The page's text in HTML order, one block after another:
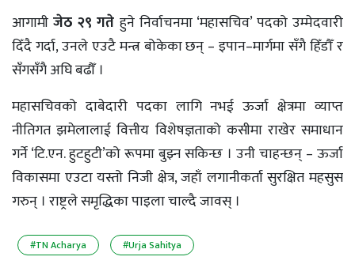
आगामीजेठ २९ गते हुने निर्वाचनमा ‘महासचिव’ पदको उम्मेदवारी
दिँदै गर्दा, उनले एउटै मन्त्र बोकेका छन् – इपान–मार्गमा सँगै हिँडौँ र
सँगसँगै अघि बढौँ ।
महासचिवको दाबेदारी पदका लागि नभई ऊर्जा क्षेत्रमा व्याप्त
नीतिगत झमेलालाई वित्तीय विशेषज्ञताको कसीमा राखेर समाधान
गर्ने ‘टि.एन. हुटहुटी’को रूपमा बुझ्न सकिन्छ । उनी चाहन्छन् – ऊर्जा
विकासमा एउटा यस्तो निजी क्षेत्र, जहाँ लगानीकर्ता सुरक्षित महसुस
गरुन् । राष्ट्रले समृद्धिका पाइला चाल्दै जावस् ।
#TN Acharya #Urja Sahitya